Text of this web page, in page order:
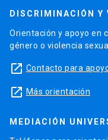
DISCRIMINACIÓN Y
Orientación y apoyo en
género o violencia
launch Contacto para
launch Más orientación
MEDIACIÓN